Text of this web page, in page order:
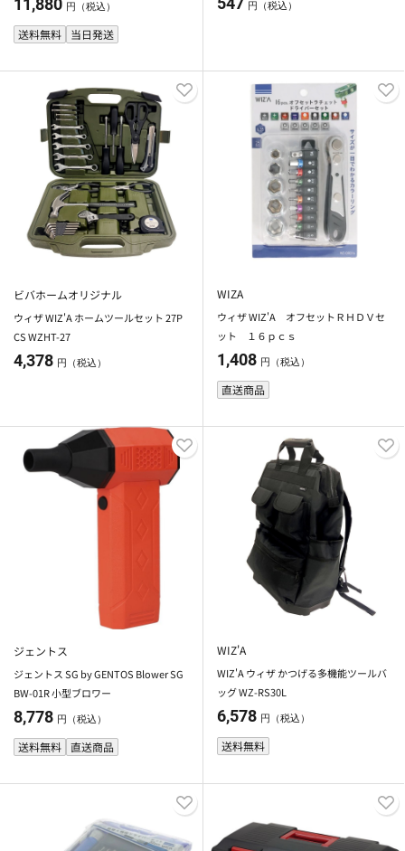
円（税込）
送料無料 当日発送
円（税込）
ビバホームオリジナル
ウィザ WIZ'A ホームツールセット 27P
CS WZHT-27
4,378 円（税込）
WIZA
ウィザ WIZ'A オフセットＲＨＤＶセ
ット １６ｐｃｓ
1,408 円（税込）
直送商品
ジェントス
ジェントス SG by GENTOS Blower SG
BW-01R 小型ブロワー
8,778 円（税込）
送料無料 直送商品
WIZ'A
WIZ'A ウィザ かつげる多機能ツールバ
ッグ WZ-RS30L
6,578 円（税込）
送料無料